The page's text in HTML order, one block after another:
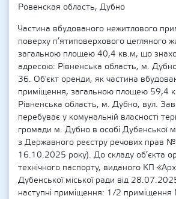
Ровенская область, Дубно
Частина вбудованого нежитлового
поверху п’ятиповерхового цегляного
загальною площею 40,4 кв.м, що
адресою: Рівненська область, м.
36. Об'єкт оренди, як частина
приміщення, загальною площею 59,4
Рівненська область, м. Дубно, вул.
перебуває у комунальній власності
громади м. Дубно в особі Дубенської
з Державного реєстру речових прав
16.10.2025 року). До складу об’єкта
технічного паспорту, виданого КП
Дубенської міської ради від
наступні приміщення: 1/2